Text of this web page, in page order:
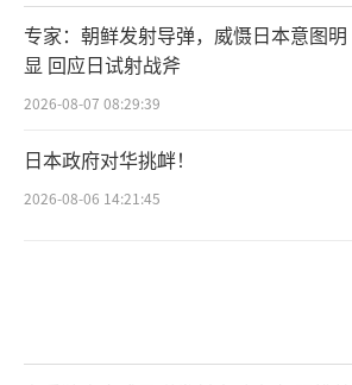
这种情感的自然表达。
在两岸关系面临诸多考验
的表态如同一剂清醒剂。它提
展才是主流民意，对抗只会消
情。国民党作为在野党有责任
实交流。郑丽文表示，此行
郑丽文从大陆返回台湾后
专家：朝鲜发射导弹，威慑日本意图明
显 回应日试射战斧
2026-08-07 08:29:39
日本政府对华挑衅！
2026-08-06 14:21:45